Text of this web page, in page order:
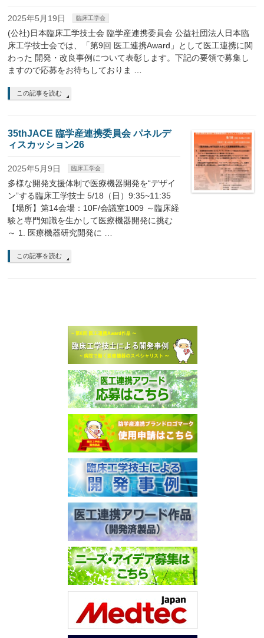
2025年5月19日 臨床工学会
(公社)日本臨床工学技士会 臨学産連携委員会 公益社団法人日本臨
床工学技士会では、「第9回 医工連携Award」として医工連携に関
わった 開発・改良事例について表彰します。下記の要領で募集し
ますので応募をお待ちしておりま …
この記事を読む
35thJACE 臨学産連携委員会 パネルデ
ィスカッション26
2025年5月9日 臨床工学会
多様な開発支援体制で医療機器開発を“デザイ
ン”する臨床工学技士 5/18（日）9:35~11:35
【場所】第14会場：10F/会議室1009 ～臨床経
験と専門知識を生かして医療機器開発に挑む
～ 1. 医療機器研究開発に …
この記事を読む